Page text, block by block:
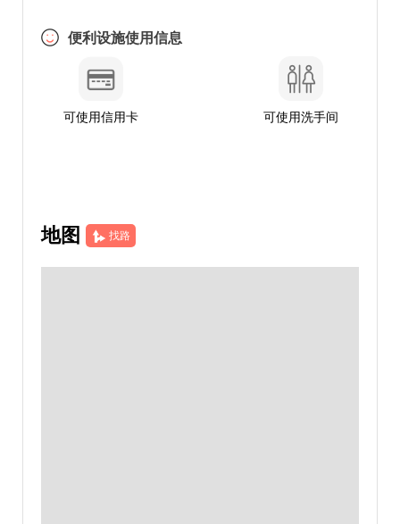
便利设施使用信息
可使用信用卡 可使用洗手间
地图 找路